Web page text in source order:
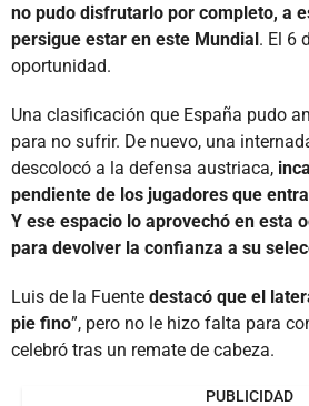
no pudo disfrutarlo por completo, a
persigue estar en este Mundial. El 6
oportunidad.
Una clasificación que España pudo
para no sufrir. De nuevo, una
descolocó a la defensa austriaca,
pendiente de los jugadores que
Y ese espacio lo aprovechó en esta
para devolver la confianza a su
Luis de la Fuente destacó que el
pie fino”, pero no le hizo falta para
celebró tras un remate de cabeza.
PUBLICIDAD